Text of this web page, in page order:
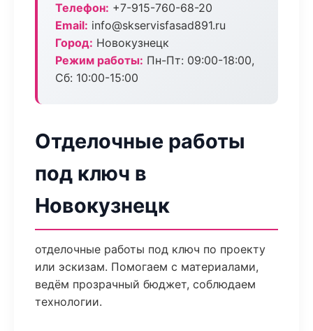
Телефон: +7-915-760-68-20
Email: info@skservisfasad891.ru
Город: Новокузнецк
Режим работы: Пн-Пт: 09:00-18:00,
Сб: 10:00-15:00
Отделочные работы
под ключ в
Новокузнецк
отделочные работы под ключ по проекту
или эскизам. Помогаем с материалами,
ведём прозрачный бюджет, соблюдаем
технологии.